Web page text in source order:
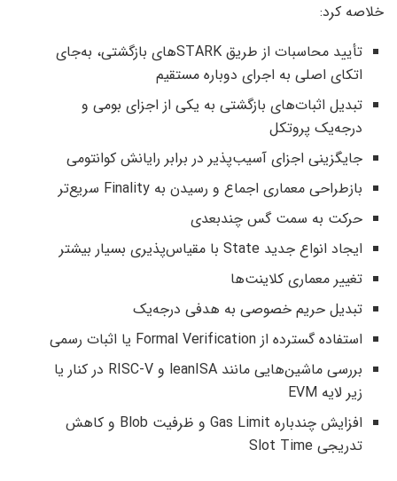
خلاصه کرد:
تأیید محاسبات از طریق STARKهای بازگشتی، به‌جای
اتکای اصلی به اجرای دوباره مستقیم
تبدیل اثبات‌های بازگشتی به یکی از اجزای بومی و
درجه‌یک پروتکل
جایگزینی اجزای آسیب‌پذیر در برابر رایانش کوانتومی
بازطراحی معماری اجماع و رسیدن به Finality سریع‌تر
حرکت به سمت گس چندبعدی
ایجاد انواع جدید State با مقیاس‌پذیری بسیار بیشتر
تغییر معماری کلاینت‌ها
تبدیل حریم خصوصی به هدفی درجه‌یک
استفاده گسترده از Formal Verification یا اثبات رسمی
بررسی ماشین‌هایی مانند leanISA و RISC-V در کنار یا
زیر لایه EVM
افزایش چندباره Gas Limit و ظرفیت Blob و کاهش
تدریجی Slot Time